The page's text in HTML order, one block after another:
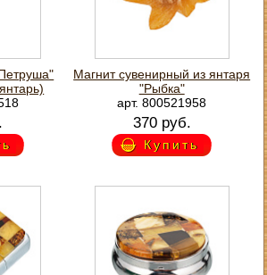
Магнит сувенирный из янтаря
"Рыбка"
арт. 800521958
370 руб.
Купить